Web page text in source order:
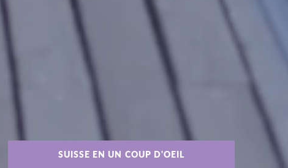
SUISSE EN UN COUP D'OEIL